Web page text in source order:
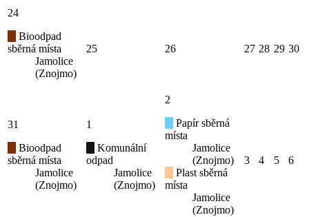
24
Bioodpad
sběrná místa
Jamolice
(Znojmo)
25 26 27 28 29 30
31
Bioodpad
sběrná místa
Jamolice
(Znojmo)
1
Komunální
odpad
Jamolice
(Znojmo)
2
Papír sběrná
místa
Jamolice
(Znojmo)
Plast sběrná
místa
Jamolice
(Znojmo)
3 4 5 6